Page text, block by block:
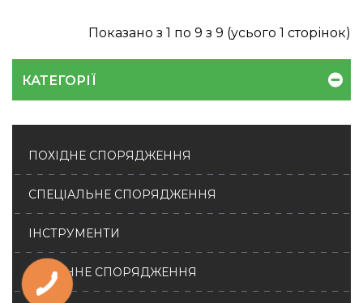
Показано з 1 по 9 з 9 (усього 1 сторінок)
КАТЕГОРІЇ
ПОХІДНЕ СПОРЯДЖЕННЯ
СПЕЦІАЛЬНЕ СПОРЯДЖЕННЯ
ІНСТРУМЕНТИ
ЛАВИННЕ СПОРЯДЖЕННЯ